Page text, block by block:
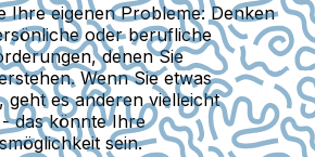
Ihre eigenen Probleme: Denken
oder berufliche
denen Sie
Wenn Sie etwas
geht es anderen vielleicht
das könnte Ihre
sein.